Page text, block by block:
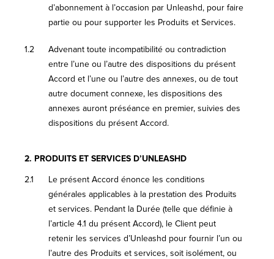
d’abonnement à l’occasion par Unleashd, pour faire
partie ou pour supporter les Produits et Services.
1.2
Advenant toute incompatibilité ou contradiction
entre l’une ou l’autre des dispositions du présent
Accord et l’une ou l’autre des annexes, ou de tout
autre document connexe, les dispositions des
annexes auront préséance en premier, suivies des
dispositions du présent Accord.
2. PRODUITS ET SERVICES D’UNLEASHD
2.1
Le présent Accord énonce les conditions
générales applicables à la prestation des Produits
et services. Pendant la Durée (telle que définie à
l’article 4.1 du présent Accord), le Client peut
retenir les services d’Unleashd pour fournir l’un ou
l’autre des Produits et services, soit isolément, ou